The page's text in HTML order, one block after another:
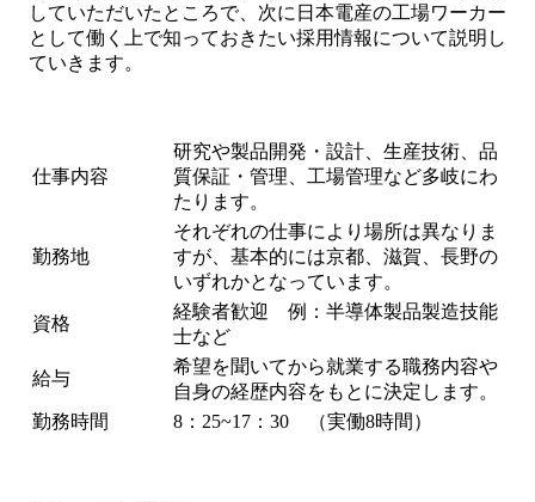
していただいたところで、次に日本電産の工場ワーカー
として働く上で知っておきたい採用情報について説明し
ていきます。
仕事内容
研究や製品開発・設計、生産技術、品
質保証・管理、工場管理など多岐にわ
たります。
勤務地
それぞれの仕事により場所は異なりま
すが、基本的には京都、滋賀、長野の
いずれかとなっています。
資格
経験者歓迎 例：半導体製品製造技能
士など
給与
希望を聞いてから就業する職務内容や
自身の経歴内容をもとに決定します。
勤務時間
8：25~17：30 （実働8時間）